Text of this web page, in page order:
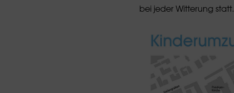
bei jeder Witterung statt.